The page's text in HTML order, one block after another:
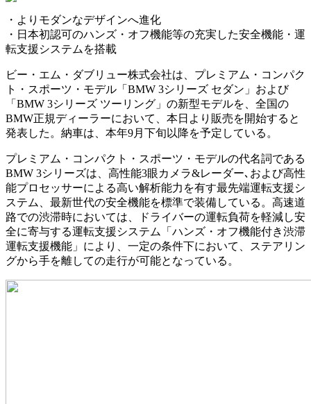
・よりモダンなデザインへ進化
・日本初認可のハンズ・オフ機能等の充実した安全機能・運
転支援システムを搭載
ビー・エム・ダブリュー株式会社は、プレミアム・コンパク
ト・スポーツ・モデル「BMW 3シリーズ セダン」および
「BMW 3シリーズ ツーリング」の新型モデルを、全国の
BMW正規ディーラーにおいて、本日より販売を開始すると
発表した。納車は、本年9月下旬以降を予定している。
プレミアム・コンパクト・スポーツ・モデルの代名詞である
BMW 3シリーズは、高性能3眼カメラ&レーダー､および高性
能プロセッサーによる高い解析能力を有す最先端運転支援シ
ステム、最新世代の安全機能を標準で装備している。高速道
路での渋滞時においては、ドライバーの運転負荷を軽減し安
全に寄与する運転支援システム「ハンズ・オフ機能付き渋滞
運転支援機能」により、一定の条件下において、ステアリン
グから手を離しての走行が可能となっている。